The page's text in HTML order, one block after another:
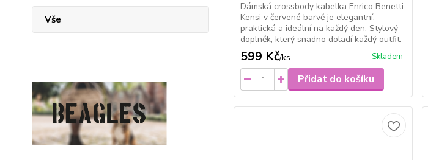
Vše
Dámská crossbody kabelka Enrico Benetti
Kensi v červené barvě je elegantní,
praktická a ideální na každý den. Stylový
doplněk, který snadno doladí každý outfit.
599 Kč/ks Skladem
Přidat do košíku